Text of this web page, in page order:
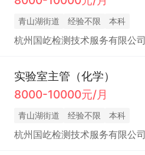
青山湖街道 经验不限 本科
杭州国屹检测技术服务有限公司
实验室主管（化学）
8000-10000元/月
青山湖街道 经验不限 本科
杭州国屹检测技术服务有限公司